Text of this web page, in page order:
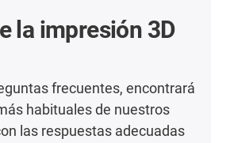
la impresión 3D
frecuentes, encontrará
habituales de nuestros
las respuestas adecuadas